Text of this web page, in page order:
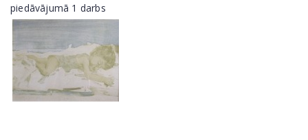
piedāvājumā 1 darbs